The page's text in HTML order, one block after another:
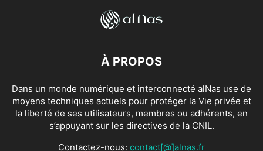
À PROPOS
Dans un monde numérique et interconnecté alNas use de
moyens techniques actuels pour protéger la Vie privée et
la liberté de ses utilisateurs, membres ou adhérents, en
s’appuyant sur les directives de la CNIL.
Contactez-nous: contact[@]alnas.fr